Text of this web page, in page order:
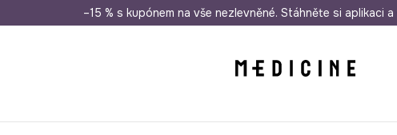
Doprava zdarma při nákupu nad 1 200 Kč Odeslání i do 24
–15 % s kupónem na vše nezlevněné. Stáhněte si aplikaci